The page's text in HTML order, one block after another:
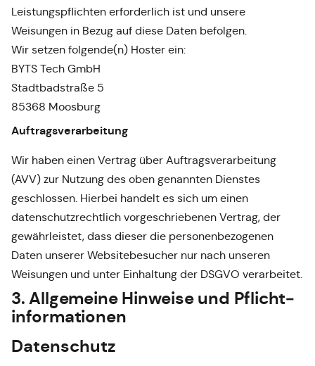
Leistungspflichten erforderlich ist und unsere
Weisungen in Bezug auf diese Daten befolgen.
Wir setzen folgende(n) Hoster ein:
BYTS Tech GmbH
Stadtbadstraße 5
85368 Moosburg
Auftragsverarbeitung
Wir haben einen Vertrag über Auftragsverarbeitung
(AVV) zur Nutzung des oben genannten Dienstes
geschlossen. Hierbei handelt es sich um einen
datenschutzrechtlich vorgeschriebenen Vertrag, der
gewährleistet, dass dieser die personenbezogenen
Daten unserer Websitebesucher nur nach unseren
Weisungen und unter Einhaltung der DSGVO verarbeitet.
3. Allgemeine Hinweise und Pflicht­
informationen
Datenschutz